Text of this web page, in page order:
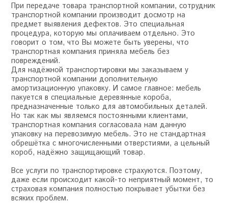
При передаче товара транспортной компании, сотрудник
транспортной компании производит досмотр на
предмет выявления дефектов. Это специальная
процедура, которую мы оплачиваем отдельно. Это
говорит о том, что Вы можете быть уверены, что
транспортная компания приняла мебель без
повреждений.
Для надёжной транспортировки мы заказываем у
транспортной компании дополнительную
амортизационную упаковку. И самое главное: мебель
пакуется в специальные деревянные короба,
предназначенные только для автомобильных деталей.
Но так как мы являемся постоянными клиентами,
транспортная компания согласовала нам данную
упаковку на перевозимую мебель. Это не стандартная
обрешётка с многочисленными отверстиями, а цельный
короб, надёжно защищающий товар.
Все услуги по транспортировке страхуются. Поэтому,
даже если происходит какой-то неприятный момент, то
страховая компания полностью покрывает убытки без
всяких проблем.